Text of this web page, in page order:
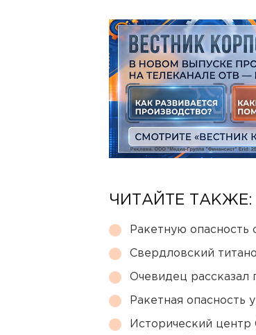
ЧИТАЙТЕ ТАКЖЕ:
Ракетную опасность
Свердловский
Очевидец рассказал
Ракетная опасность
Исторический центр